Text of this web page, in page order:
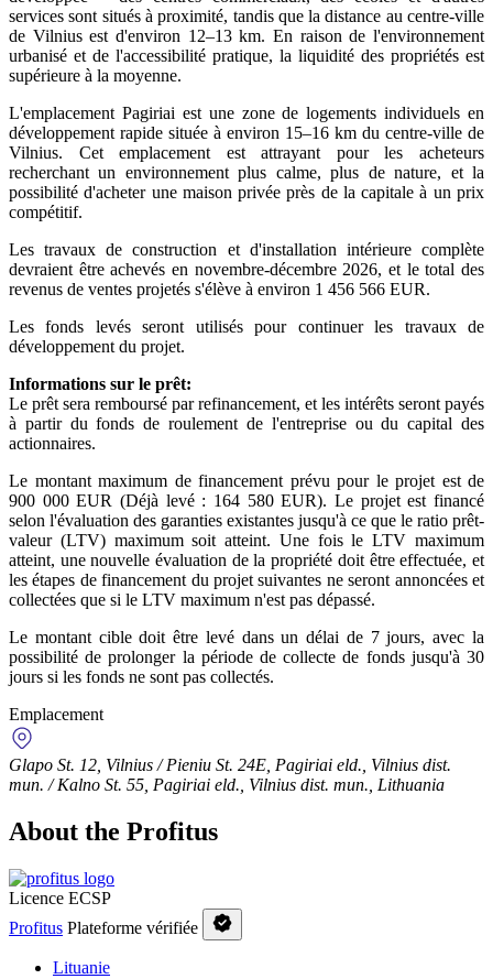
services sont situés à proximité, tandis que la distance au centre-ville
de Vilnius est d'environ 12–13 km. En raison de l'environnement
urbanisé et de l'accessibilité pratique, la liquidité des propriétés est
supérieure à la moyenne.
L'emplacement Pagiriai est une zone de logements individuels en
développement rapide située à environ 15–16 km du centre-ville de
Vilnius. Cet emplacement est attrayant pour les acheteurs
recherchant un environnement plus calme, plus de nature, et la
possibilité d'acheter une maison privée près de la capitale à un prix
compétitif.
Les travaux de construction et d'installation intérieure complète
devraient être achevés en novembre-décembre 2026, et le total des
revenus de ventes projetés s'élève à environ 1 456 566 EUR.
Les fonds levés seront utilisés pour continuer les travaux de
développement du projet.
Informations sur le prêt:
Le prêt sera remboursé par refinancement, et les intérêts seront payés
à partir du fonds de roulement de l'entreprise ou du capital des
actionnaires.
Le montant maximum de financement prévu pour le projet est de
900 000 EUR (Déjà levé : 164 580 EUR). Le projet est financé
selon l'évaluation des garanties existantes jusqu'à ce que le ratio prêt-
valeur (LTV) maximum soit atteint. Une fois le LTV maximum
atteint, une nouvelle évaluation de la propriété doit être effectuée, et
les étapes de financement du projet suivantes ne seront annoncées et
collectées que si le LTV maximum n'est pas dépassé.
Le montant cible doit être levé dans un délai de 7 jours, avec la
possibilité de prolonger la période de collecte de fonds jusqu'à 30
jours si les fonds ne sont pas collectés.
Emplacement
Glapo St. 12, Vilnius / Pieniu St. 24E, Pagiriai eld., Vilnius dist.
mun. / Kalno St. 55, Pagiriai eld., Vilnius dist. mun., Lithuania
About the Profitus
Licence ECSP
Profitus Plateforme vérifiée
Lituanie